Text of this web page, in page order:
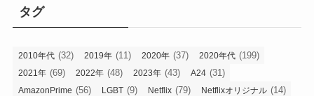
タグ
2010年代 (32) 2019年 (11) 2020年 (37) 2020年代 (199)
2021年 (69) 2022年 (48) 2023年 (43) A24 (31)
AmazonPrime (56) LGBT (9) Netflix (79) Netflixオリジナル (14)